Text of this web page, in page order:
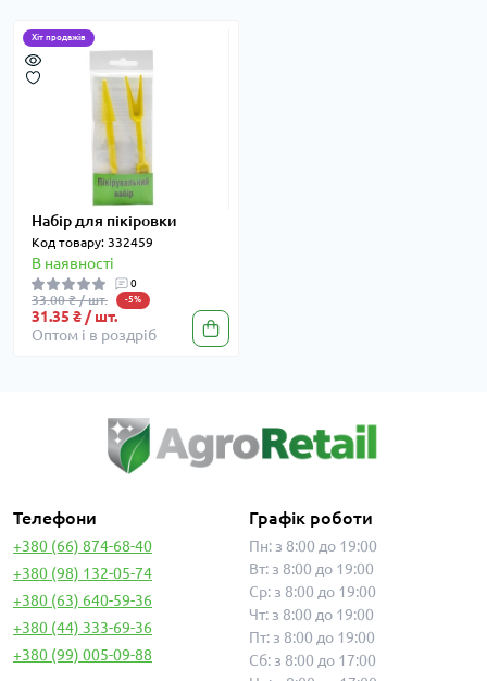
Хіт продажів
Набір для пікіровки
Код товару: 332459
В наявності
0
33.00 ₴ / шт. -5%
31.35 ₴ / шт.
Оптом і в роздріб
Телефони
+380 (66) 874-68-40
+380 (98) 132-05-74
+380 (63) 640-59-36
+380 (44) 333-69-36
+380 (99) 005-09-88
Графік роботи
Пн: з 8:00 до 19:00
Вт: з 8:00 до 19:00
Ср: з 8:00 до 19:00
Чт: з 8:00 до 19:00
Пт: з 8:00 до 19:00
Сб: з 8:00 до 17:00